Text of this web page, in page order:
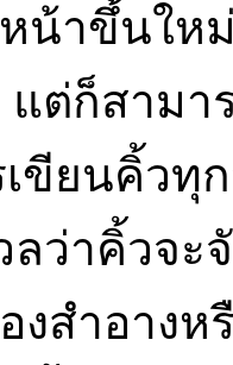
น้าขึ้นให
แต่ก็สาม
เขียนคิ้วทุ
ว่าคิ้วจะ
งสำอาง